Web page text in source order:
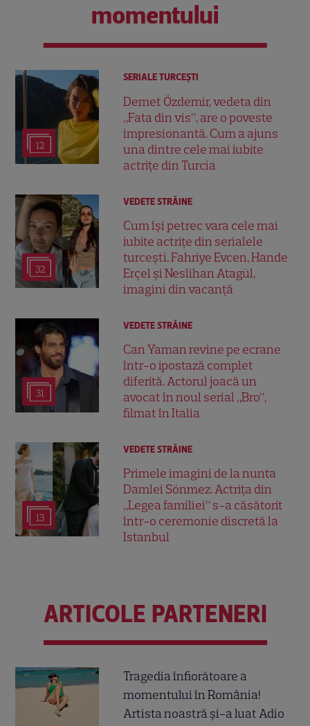
momentului
12
SERIALE TURCEŞTI
Demet Özdemir, vedeta din
„Fata din vis”, are o poveste
impresionantă. Cum a ajuns
una dintre cele mai iubite
actrițe din Turcia
32
VEDETE STRĂINE
Cum își petrec vara cele mai
iubite actrițe din serialele
turcești. Fahriye Evcen, Hande
Erçel și Neslihan Atagül,
imagini din vacanță
31
VEDETE STRĂINE
Can Yaman revine pe ecrane
într-o ipostază complet
diferită. Actorul joacă un
avocat în noul serial „Bro”,
filmat în Italia
13
VEDETE STRĂINE
Primele imagini de la nunta
Damlei Sönmez. Actrița din
„Legea familiei” s-a căsătorit
într-o ceremonie discretă la
Istanbul
ARTICOLE PARTENERI
Tragedia înfiorătoare a
momentului în România!
Artista noastră și-a luat Adio